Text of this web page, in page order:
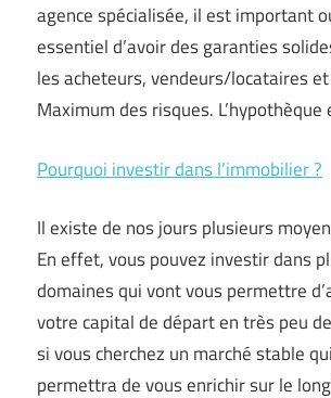
agence spécialisée, il est important
essentiel d’avoir des garanties
les acheteurs, vendeurs/locataires
Maximum des risques.
Pourquoi investir dans l’immobilier ?
Il existe de nos jours plusieurs
En effet, vous pouvez investir dans
domaines qui vont vous permettre
votre capital de départ en très peu
si vous cherchez un marché stable
permettra de vous enrichir sur le